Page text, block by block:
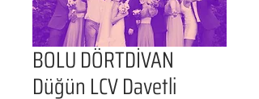
BOLU DÖRTDİVAN
Düğün LCV Davetli